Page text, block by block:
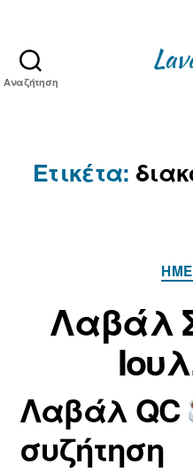
Αναζήτηση
Ετικέτα:
Λαβάλ
Λαβάλ QC
συζήτηση